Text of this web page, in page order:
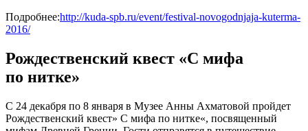
Подробнее:http://kuda-spb.ru/event/festival-novogodnjaja-kuterma-
2016/
Рождественский квест «С мифа
по нитке»
С 24 декабря по 8 января в Музее Анны Ахматовой пройдет
Рождественский квест» С мифа по нитке«, посвященный